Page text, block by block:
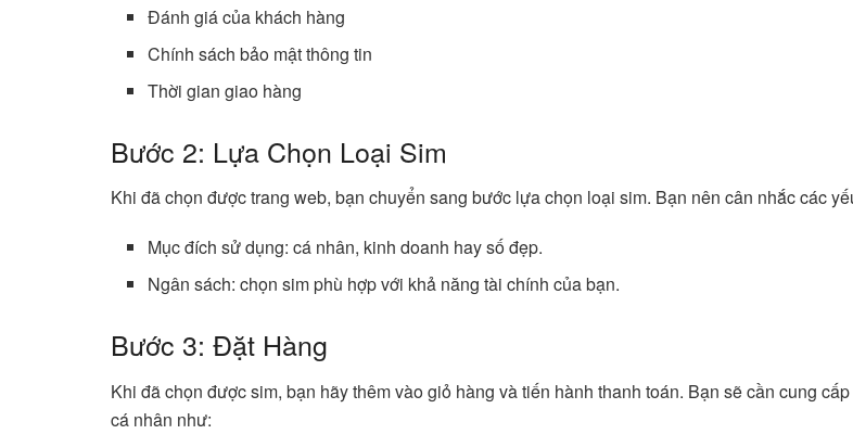
Đánh giá của khách hàng
Chính sách bảo mật thông tin
Thời gian giao hàng
Bước 2: Lựa Chọn Loại Sim
Khi đã chọn được trang web, bạn chuyển sang bước lựa chọn loại sim. Bạn nên cân nhắc các
Mục đích sử dụng: cá nhân, kinh doanh hay số đẹp.
Ngân sách: chọn sim phù hợp với khả năng tài chính của bạn.
Bước 3: Đặt Hàng
Khi đã chọn được sim, bạn hãy thêm vào giỏ hàng và tiến hành thanh toán. Bạn sẽ cần cung
cá nhân như: